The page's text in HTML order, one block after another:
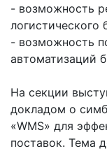
- возможность
логистического
- возможность
автоматизаций
На секции
докладом о
«WMS» для
поставок. Тема